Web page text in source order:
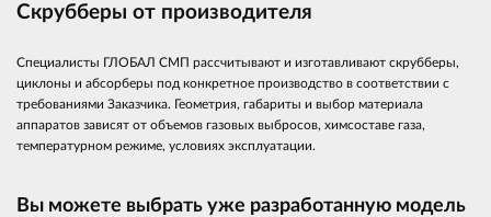
Скрубберы от производителя
Специалисты ГЛОБАЛ СМП рассчитывают и изготавливают скрубберы,
циклоны и абсорберы под конкретное производство в соответствии с
требованиями Заказчика. Геометрия, габариты и выбор материала
аппаратов зависят от объемов газовых выбросов, химсоставе газа,
температурном режиме, условиях эксплуатации.
Вы можете выбрать уже разработанную модель